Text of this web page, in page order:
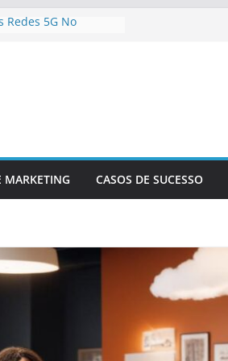
Redes 5G No
Futuras
Inteligência
De Dados
Inovação
MARKETING CASOS DE SUCESSO